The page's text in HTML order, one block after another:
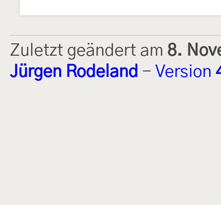
Zuletzt geändert am 8.
Jürgen Rodeland - Version